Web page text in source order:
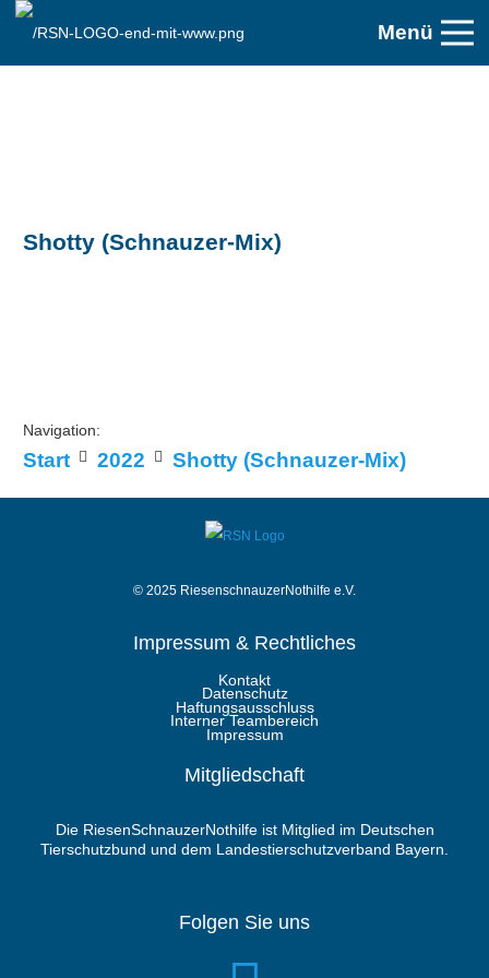
Menü
Shotty (Schnauzer-Mix)
Navigation:
Start 2022 Shotty (Schnauzer-Mix)
© 2025 RiesenschnauzerNothilfe e.V.
Impressum & Rechtliches
Kontakt
Datenschutz
Haftungsausschluss
Interner Teambereich
Impressum
Mitgliedschaft
Die RiesenSchnauzerNothilfe ist Mitglied im Deutschen
Tierschutzbund und dem Landestierschutzverband Bayern.
Folgen Sie uns